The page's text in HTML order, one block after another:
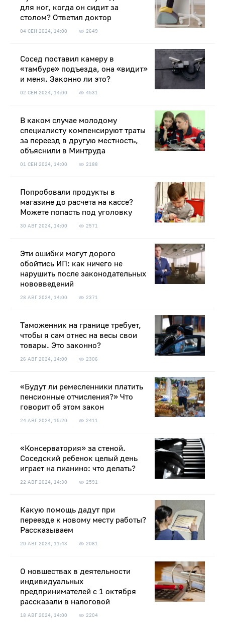
для ног, когда он сидит за
столом? Ответил доктор
04 СЕН 2024, 14:00 2649
Сосед поставил камеру в
«тамбуре» подъезда, она «видит»
и меня. Законно ли это?
02 СЕН 2024, 14:00 4531
В каком случае молодому
специалисту компенсируют траты
за переезд в другую местность,
объяснили в Минтруда
01 СЕН 2024, 14:00 2188
Попробовали продукты в
магазине до расчета на кассе?
Можете попасть под уголовку
30 АВГ 2024, 14:00 2571
Эти ошибки могут дорого
обойтись ИП: как ничего не
нарушить после законодательных
нововведений
28 АВГ 2024, 14:00 2371
Таможенник на границе требует,
чтобы я сам отнес на весы свои
товары. Это законно?
26 АВГ 2024, 14:00 2306
«Будут ли ремесленники платить
пенсионные отчисления?» Что
говорит об этом закон
24 АВГ 2024, 15:20 2411
«Консерватория» за стеной.
Соседский ребенок целый день
играет на пианино: что делать?
22 АВГ 2024, 14:30 2591
Какую помощь дадут при
переезде к новому месту работы?
Рассказываем
20 АВГ 2024, 11:43 2081
О новшествах в деятельности
индивидуальных
предпринимателей с 1 октября
рассказали в налоговой
18 АВГ 2024, 14:00 2204